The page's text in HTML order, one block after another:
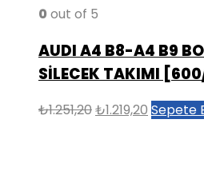
0 out of 5
AUDI A4 B8-A4 B9
SİLECEK TAKIMI
₺1.251,20Orijinal
₺1.219,20 Şu
Sepete